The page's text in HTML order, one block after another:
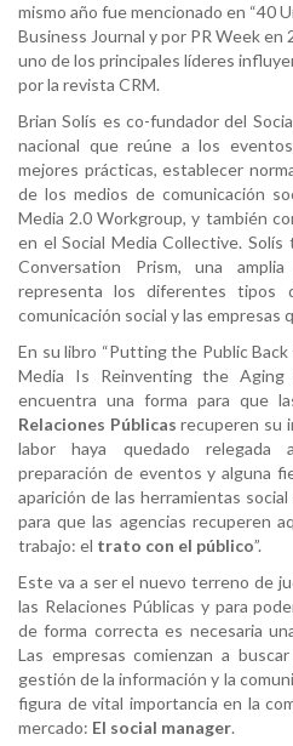
mismo año fue mencionado en “40
Business Journal y por PR Week en
uno de los principales líderes
por la revista CRM.
Brian Solís es co-fundador del
nacional que reúne a los
mejores prácticas, establecer
de los medios de comunicación
Media 2.0 Workgroup, y también
en el Social Media Collective.
Conversation Prism, una
representa los diferentes tipos
comunicación social y las empresas
En su libro “Putting the Public
Media Is Reinventing the Aging
encuentra una forma para que
Relaciones Públicas recuperen su
labor haya quedado relegada
preparación de eventos y alguna
aparición de las herramientas
para que las agencias recuperen
trabajo: el trato con el público”.
Este va a ser el nuevo terreno de
las Relaciones Públicas y para
de forma correcta es necesaria
Las empresas comienzan a
gestión de la información y la
figura de vital importancia en la
mercado: El social manager.